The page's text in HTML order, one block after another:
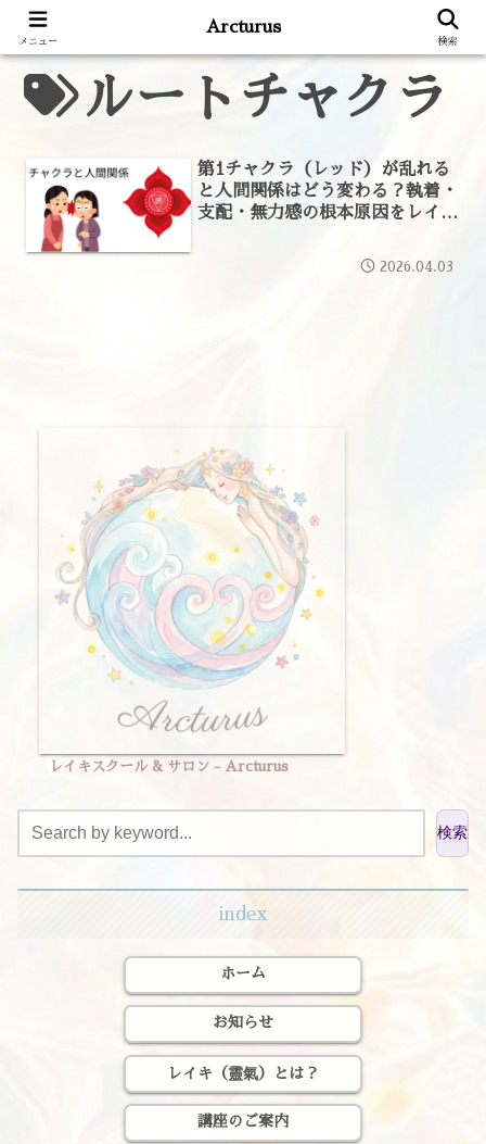
ルートチャクラ
第1チャクラ（レッド）が乱れる
と人間関係はどう変わる？執着・
支配・無力感の根本原因をレイキ
2026.04.03
レイキスクール & サロン - Arcturus
検索
index
ホーム
お知らせ
レイキ（靈氣）とは？
講座のご案内
メニュー
Arcturus
検索